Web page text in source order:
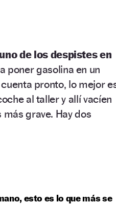
de los despistes en
poner gasolina en un
pronto, lo mejor
al taller y allí vacíen
grave. Hay dos
esto es lo que más se